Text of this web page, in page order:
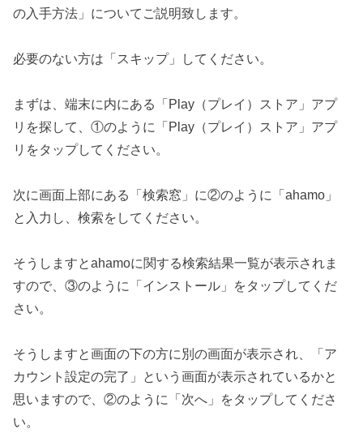
の入手方法」についてご説明致します。
必要のない方は「スキップ」してください。
まずは、端末に内にある「Play（プレイ）ストア」アプ
リを探して、①のように「Play（プレイ）ストア」アプ
リをタップしてください。
次に画面上部にある「検索窓」に②のように「ahamo」
と入力し、検索をしてください。
そうしますとahamoに関する検索結果一覧が表示されま
すので、③のように「インストール」をタップしてくだ
さい。
そうしますと画面の下の方に別の画面が表示され、「ア
カウント設定の完了」という画面が表示されているかと
思いますので、②のように「次へ」をタップしてくださ
い。